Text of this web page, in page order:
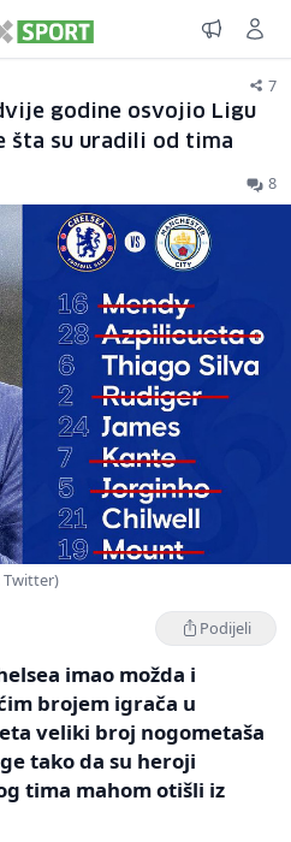
7
godine osvojio Ligu
šta su uradili od tima
8
Twitter)
Podijeli
imao možda i
brojem igrača u
veliki broj nogometaša
tako da su heroji
tima mahom otišli iz